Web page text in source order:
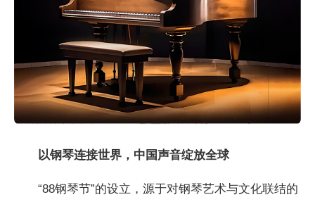
以钢琴连接世界，中国声音绽放全球
“88钢琴节”的设立，源于对钢琴艺术与文化联结的